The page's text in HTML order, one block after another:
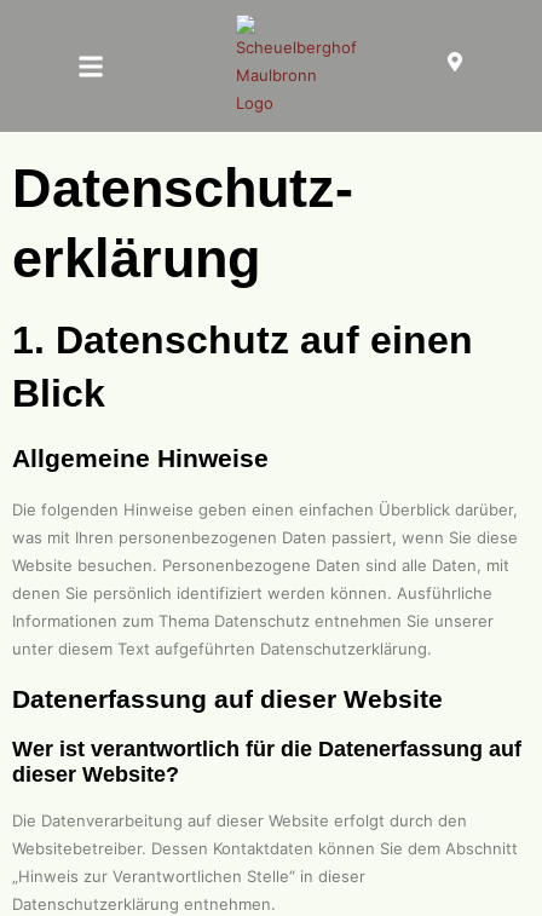
Datenschutz­
erklärung
1. Datenschutz auf einen
Blick
Allgemeine Hinweise
Die folgenden Hinweise geben einen einfachen Überblick darüber,
was mit Ihren personenbezogenen Daten passiert, wenn Sie diese
Website besuchen. Personenbezogene Daten sind alle Daten, mit
denen Sie persönlich identifiziert werden können. Ausführliche
Informationen zum Thema Datenschutz entnehmen Sie unserer
unter diesem Text aufgeführten Datenschutzerklärung.
Datenerfassung auf dieser Website
Wer ist verantwortlich für die Datenerfassung auf
dieser Website?
Die Datenverarbeitung auf dieser Website erfolgt durch den
Websitebetreiber. Dessen Kontaktdaten können Sie dem Abschnitt
„Hinweis zur Verantwortlichen Stelle“ in dieser
Datenschutzerklärung entnehmen.